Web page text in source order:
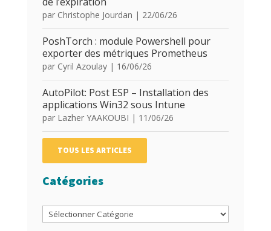
par Christophe Jourdan | 22/06/26
PoshTorch : module Powershell pour
exporter des métriques Prometheus
par Cyril Azoulay| 16/06/26
AutoPilot: Post ESP – Installation des
applications Win32 sous Intune
par Lazher YAAKOUBI | 11/06/26
TOUS LES ARTICLES
Catégories
Catégories